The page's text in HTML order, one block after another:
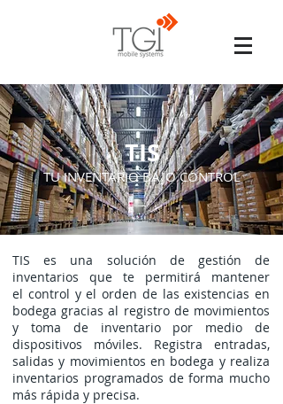
TIS
TU INVENTARIO BAJO CONTROL
TIS es una solución de gestión de
inventarios que te permitirá mantener
el control y el orden de las existencias en
bodega gracias al registro de movimientos
y toma de inventario por medio de
dispositivos móviles. Registra entradas,
salidas y movimientos en bodega y realiza
inventarios programados de forma mucho
más rápida y precisa.